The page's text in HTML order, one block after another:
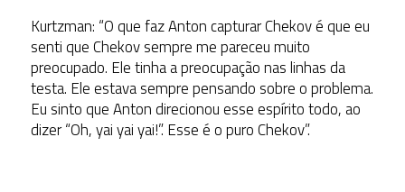
Kurtzman: “O que faz Anton capturar Chekov é que eu
senti que Chekov sempre me pareceu muito
preocupado. Ele tinha a preocupação nas linhas da
testa. Ele estava sempre pensando sobre o problema.
Eu sinto que Anton direcionou esse espírito todo, ao
dizer “Oh, yai yai yai!”. Esse é o puro Chekov”.